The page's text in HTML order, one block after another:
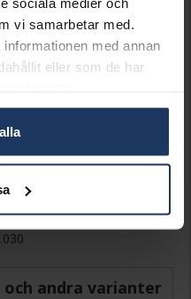
vi samarbetar med.
med annan
eller som de har
4,2
of Love
Vegas
andra varianter